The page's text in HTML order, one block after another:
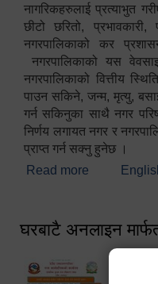
नागरिकहरुलाई प्रत्याभुत
छीटो छरितो,
नगरपालिकाको कर
नगरपालिकाको यस
नगरपालिकाको वित्तीय
पाउन सकिने, जन्म, मृत्यु,
गर्न सकिनुका साथै नगर
निर्णय लगायत नगर र
प्राप्त गर्न सक्नु हुनेछ ।
Read more about
घरबाटै अनलाइन